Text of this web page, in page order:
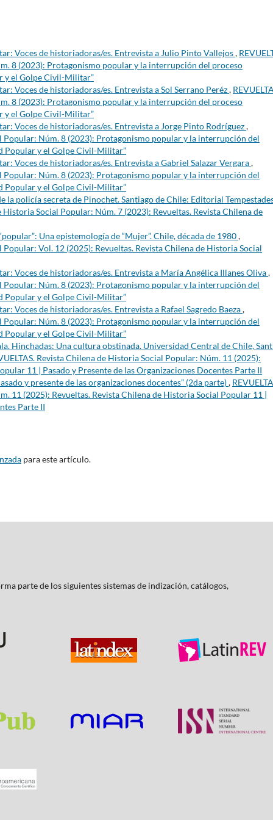
Voces de historiadoras/es. Entrevista a Julio Pinto Vallejos,
8 (2023): Protagonismo popular y la interrupción del proceso
y el Golpe Civil-Militar”
Voces de historiadoras/es. Entrevista a Sol Serrano Peréz,
8 (2023): Protagonismo popular y la interrupción del proceso
y el Golpe Civil-Militar”
Voces de historiadoras/es. Entrevista a Jorge Pinto Rodríguez,
Popular: Núm. 8 (2023): Protagonismo popular y la interrupción del
Popular y el Golpe Civil-Militar”
Voces de historiadoras/es. Entrevista a Gabriel Salazar Vergara,
Popular: Núm. 8 (2023): Protagonismo popular y la interrupción del
Popular y el Golpe Civil-Militar”
la policía secreta de Pinochet. Santiago de Chile: Editorial
Historia Social Popular: Núm. 7 (2023): Revueltas. Revista Chilena de
Una epistemología de “Mujer”. Chile, década de 1980,
Popular: Vol. 12 (2025): Revueltas. Revista Chilena de Historia Social
Voces de historiadoras/es. Entrevista a María Angélica Illanes Oliva,
Popular: Núm. 8 (2023): Protagonismo popular y la interrupción del
Popular y el Golpe Civil-Militar”
Voces de historiadoras/es. Entrevista a Rafael Sagredo Baeza,
Popular: Núm. 8 (2023): Protagonismo popular y la interrupción del
Popular y el Golpe Civil-Militar”
Hinchadas: Una cultura obstinada. Universidad Central de Chile,
Revista Chilena de Historia Social Popular: Núm. 11 (2025):
11 | Pasado y Presente de las Organizaciones Docentes Parte II
y presente de las organizaciones docentes” (2da parte),
11 (2025): Revueltas. Revista Chilena de Historia Social Popular 11 |
Parte II
para este artículo.
parte de los siguientes sistemas de indización, catálogos,